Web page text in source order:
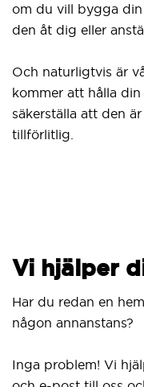
om du vill bygga
den åt dig eller
Och naturligtvis är
kommer att hålla
säkerställa att den
tillförlitlig.
Vi hjälper
Har du redan en
någon annanstans?
Inga problem! Vi